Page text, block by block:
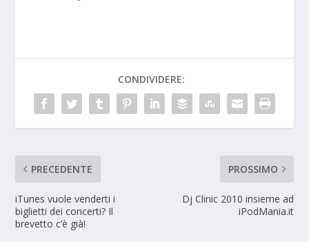
CONDIVIDERE:
PRECEDENTE
iTunes vuole venderti i
biglietti dei concerti? Il
brevetto c’è già!
PROSSIMO
Dj Clinic 2010 insieme ad
iPodMania.it